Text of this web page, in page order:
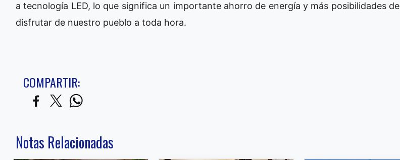
a tecnología LED, lo que significa un importante ahorro de energía y más posibilidades de
disfrutar de nuestro pueblo a toda hora.
COMPARTIR:
Notas Relacionadas